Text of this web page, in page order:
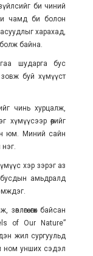
би чиний
чамд би болон
харахад,
байна.
шударга бус
зовж буй хүмүүст
чинь хурцалж,
өөрийгөө
юм. Миний сайн
хэр зэрэг аз
амьдралд
өгөх байсан
of Our Nature”
жил сургуульд
ном унших сэдэл